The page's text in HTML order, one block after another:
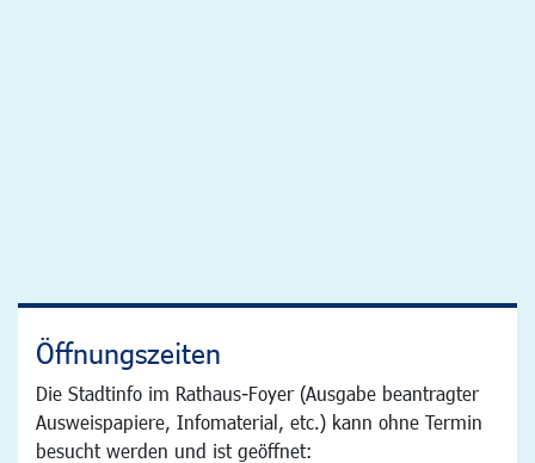
Öffnungszeiten
Die Stadtinfo im Rathaus-Foyer (Ausgabe beantragter
Ausweispapiere, Infomaterial, etc.) kann ohne Termin
besucht werden und ist geöffnet: